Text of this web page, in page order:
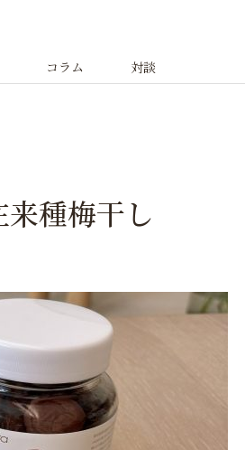
コラム 対談
種梅干し